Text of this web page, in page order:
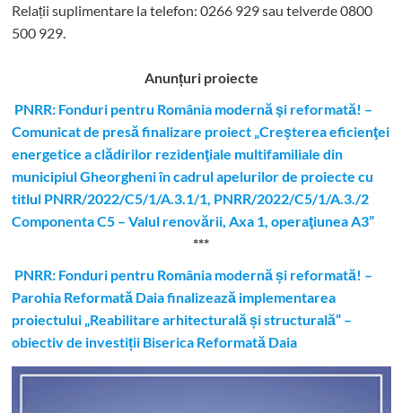
Relații suplimentare la telefon: 0266 929 sau telverde 0800
500 929.
Anunțuri proiecte
PNRR: Fonduri pentru România modernă şi reformată! –
Comunicat de presă finalizare proiect „Creşterea eficienţei
energetice a clădirilor rezidenţiale multifamiliale din
municipiul Gheorgheni în cadrul apelurilor de proiecte cu
titlul PNRR/2022/C5/1/A.3.1/1, PNRR/2022/C5/1/A.3./2
Componenta C5 – Valul renovării, Axa 1, operaţiunea A3”
***
PNRR: Fonduri pentru România modernă și reformată! –
Parohia Reformată Daia finalizează implementarea
proiectului „Reabilitare arhitecturală și structurală” –
obiectiv de investiții Biserica Reformată Daia